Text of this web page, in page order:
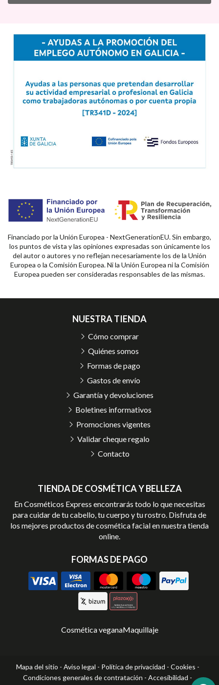
Financiado por la Unión Europea - NextGenerationEU. Sin embargo,
los puntos de vista y las opiniones expresadas son únicamente los
del autor o autores y no reflejan necesariamente los de la Unión
Europea o la Comisión Europea. Ni la Unión Europea ni la Comisión
Europea pueden ser consideradas responsables de las mismas.
TIENDA DE COSMÉTICA Y BELLEZA
En Cosméticos Express encontrarás todo lo que necesitas
para cuidar de tu cabello, tu cuerpo y tu rostro. Disfruta de
los mejores productos de cosmética facial en nuestra tienda
online.
FORMAS DE PAGO
NUESTRA TIENDA
Cómo comprar
Quiénes somos
Formas de pago
Gastos de envío
Garantía y devoluciones
Boletines informativos
Promociones vigentes
Validar cheque regalo
Contacto
Cosmética veganaMaquillaje
Mapa del sitio - Aviso legal - Política de privacidad - Cookies -
Condiciones generales de contratación - Accesibilidad -